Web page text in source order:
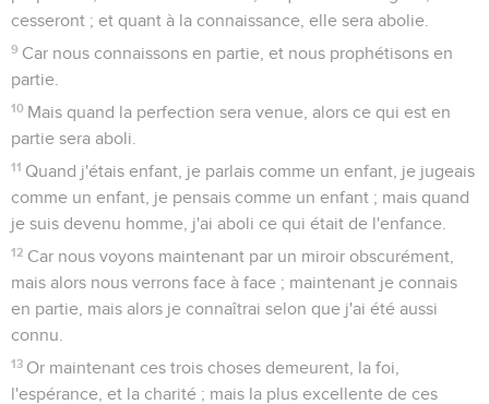
cesseront ; et quant à la connaissance, elle sera abolie.
9 Car nous connaissons en partie, et nous prophétisons en
partie.
10 Mais quand la perfection sera venue, alors ce qui est en
partie sera aboli.
11 Quand j'étais enfant, je parlais comme un enfant, je jugeais
comme un enfant, je pensais comme un enfant ; mais quand
je suis devenu homme, j'ai aboli ce qui était de l'enfance.
12 Car nous voyons maintenant par un miroir obscurément,
mais alors nous verrons face à face ; maintenant je connais
en partie, mais alors je connaîtrai selon que j'ai été aussi
connu.
13 Or maintenant ces trois choses demeurent, la foi,
l'espérance, et la charité ; mais la plus excellente de ces